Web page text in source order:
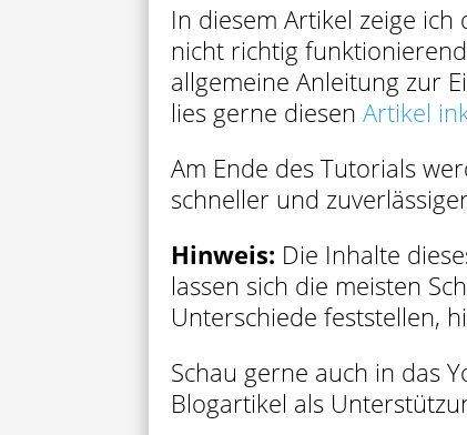
In diesem Artikel zeige
nicht richtig
allgemeine Anleitung zur
lies gerne diesenArtikel
Am Ende des Tutorials
schneller und
Hinweis: Die Inhalte
lassen sich die meisten
Unterschiede feststellen,
Schau gerne auch in das
Blogartikel als